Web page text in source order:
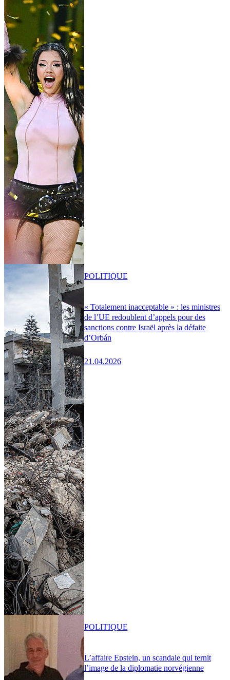
« Totalement inacceptable » : les ministres
de l’UE redoublent d’appels pour des
sanctions contre Israël après la défaite
d’Orbán
21.04.2026
POLITIQUE
L’affaire Epstein, un scandale qui ternit
l’image de la diplomatie norvégienne
POLITIQUE